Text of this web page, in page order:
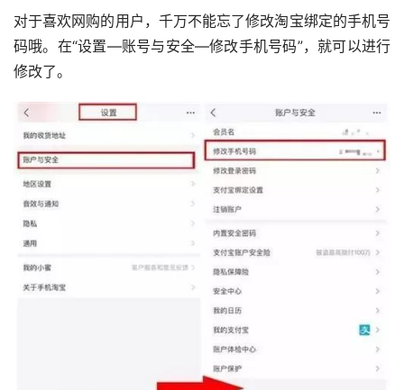
对于喜欢网购的用户，千万不能忘了修改淘宝绑定的手机号
码哦。在“设置—账号与安全—修改手机号码”，就可以进行
修改了。